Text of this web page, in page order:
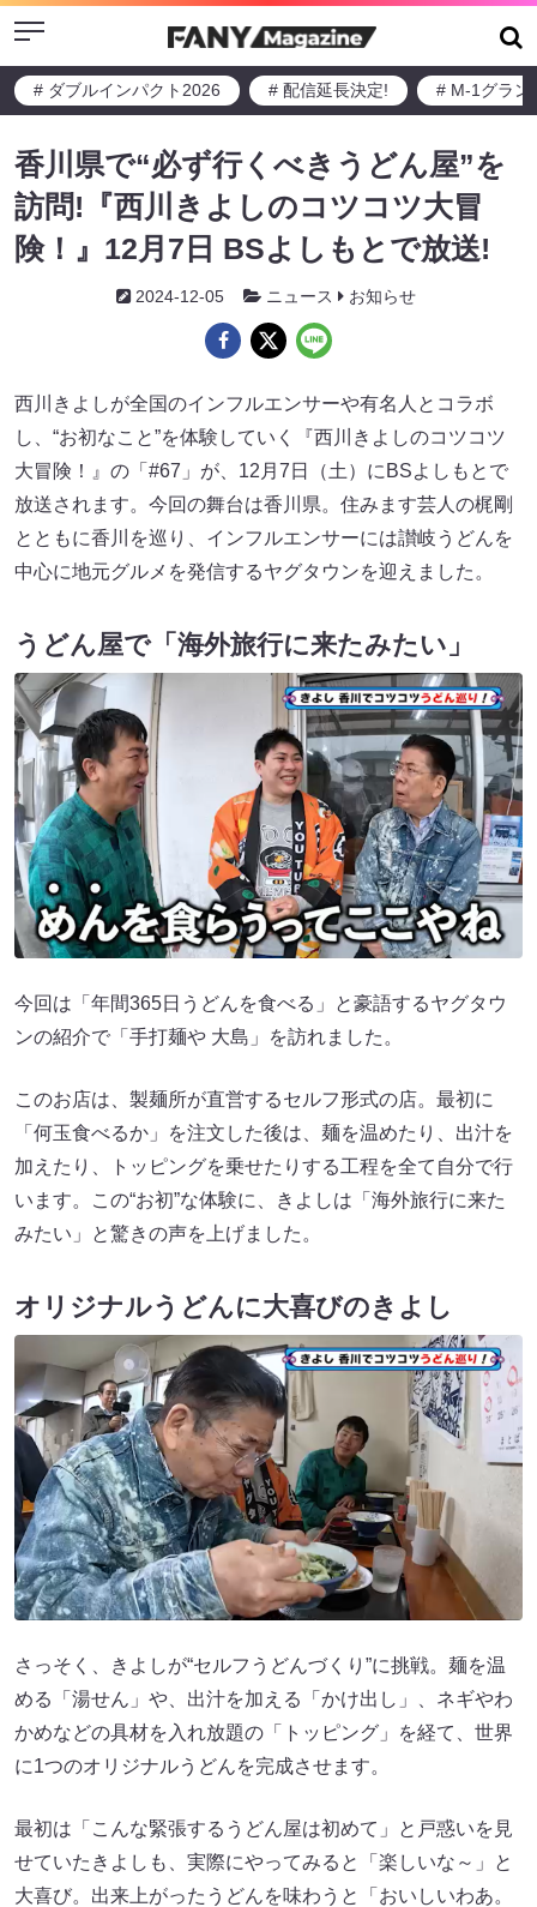
Menu
# ダブルインパクト2026 # 配信延長決定! # M-1グラン
香川県で“必ず行くべきうどん屋”を
訪問!『西川きよしのコツコツ大冒
険！』12月7日 BSよしもとで放送!
2024-12-05 ニュース お知らせ
西川きよしが全国のインフルエンサーや有名人とコラボ
し、“お初なこと”を体験していく『西川きよしのコツコツ
大冒険！』の「#67」が、12月7日（土）にBSよしもとで
放送されます。今回の舞台は香川県。住みます芸人の梶剛
とともに香川を巡り、インフルエンサーには讃岐うどんを
中心に地元グルメを発信するヤグタウンを迎えました。
うどん屋で「海外旅行に来たみたい」
今回は「年間365日うどんを食べる」と豪語するヤグタウ
ンの紹介で「手打麺や 大島」を訪れました。
このお店は、製麺所が直営するセルフ形式の店。最初に
「何玉食べるか」を注文した後は、麺を温めたり、出汁を
加えたり、トッピングを乗せたりする工程を全て自分で行
います。この“お初”な体験に、きよしは「海外旅行に来た
みたい」と驚きの声を上げました。
オリジナルうどんに大喜びのきよし
さっそく、きよしが“セルフうどんづくり”に挑戦。麺を温
める「湯せん」や、出汁を加える「かけ出し」、ネギやわ
かめなどの具材を入れ放題の「トッピング」を経て、世界
に1つのオリジナルうどんを完成させます。
最初は「こんな緊張するうどん屋は初めて」と戸惑いを見
せていたきよしも、実際にやってみると「楽しいな～」と
大喜び。出来上がったうどんを味わうと「おいしいわあ。